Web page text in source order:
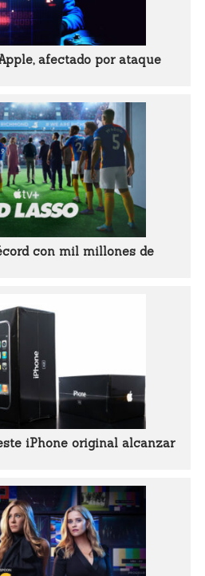
afectado por ataque
con mil millones de
iPhone original alcanzar